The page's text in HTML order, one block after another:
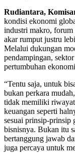
Rudiantara,
kondisi ekonomi
industri makro, forum
akar rumput justru
Melalui dukungan
pendampingan,
pertumbuhan
“Tentu saja, untuk
bukan perkara
tidak memiliki
keuangan seperti
sesuai prinsip-prinsip
bisnisnya. Bukan itu
bertanggung jawab
juga percaya untuk